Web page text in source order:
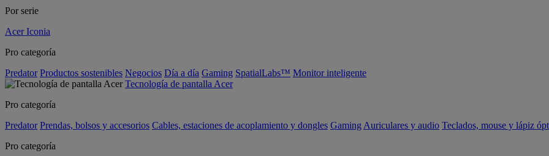
Por serie
Acer Iconia
Pro categoría
Predator Productos sostenibles Negocios Día a día Gaming SpatialLabs™ Monitor inteligente
Tecnología de pantalla Acer
Pro categoría
Predator Prendas, bolsos y accesorios Cables, estaciones de acoplamiento y dongles Gaming Auriculares y audio Teclados, mouse y lápiz
Pro categoría